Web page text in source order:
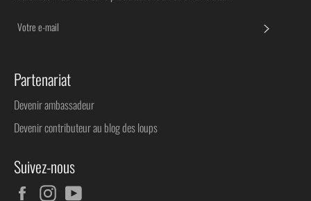
Partenariat
Devenir ambassadeur
Devenir contributeur au blog des loups
Suivez-nous
FacebookInstagram